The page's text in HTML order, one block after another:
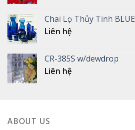
Chai Lọ Thủy Tinh BLUE
Liên hệ
CR-385S w/dewdrop
Liên hệ
ABOUT US